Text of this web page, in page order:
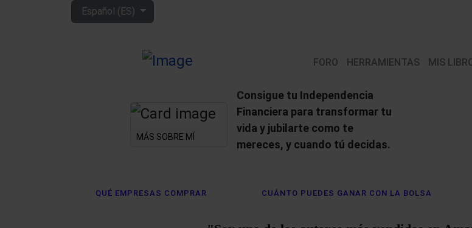
Seleccione su idioma
Español (ES)
FORO HERRAMIENTAS MIS
MÁS SOBRE MÍ
Consigue tu Independencia
Financiera para transformar tu
vida y jubilarte como te
mereces, y cuando tú decidas.
QUÉ EMPRESAS COMPRAR CUÁNTO PUEDES GANAR CON LA BOLSA